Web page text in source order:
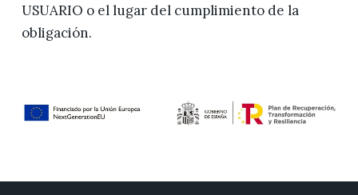
USUARIO o el lugar del cumplimiento de la
obligación.